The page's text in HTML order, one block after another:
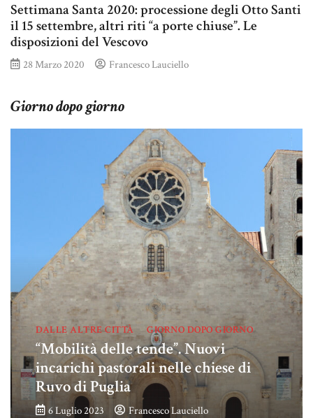
Settimana Santa 2020: processione degli Otto Santi
il 15 settembre, altri riti “a porte chiuse”. Le
disposizioni del Vescovo
28 Marzo 2020 Francesco Lauciello
Giorno dopo giorno
DALLE ALTRE CITTÀ GIORNO DOPO GIORNO
“Mobilità delle tende”. Nuovi
incarichi pastorali nelle chiese di
Ruvo di Puglia
6 Luglio 2023 Francesco Lauciello